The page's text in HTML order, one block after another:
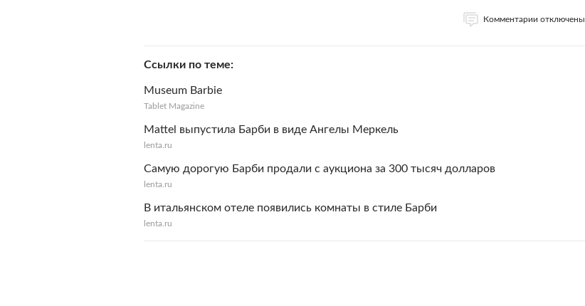
Комментарии отключены
Ссылки по теме
Museum Barbie
Tablet Magazine
Mattel выпустила Барби в виде Ангелы Меркель
lenta.ru
Самую дорогую Барби продали с аукциона за 300 тысяч долларов
lenta.ru
В итальянском отеле появились комнаты в стиле Барби
lenta.ru